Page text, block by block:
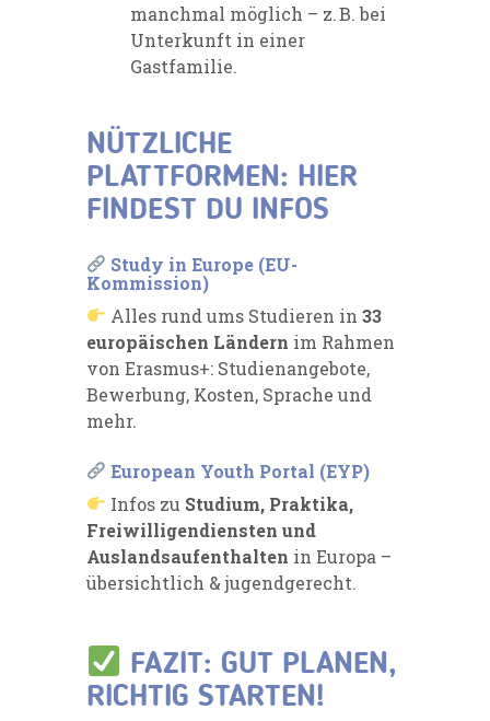
manchmal möglich – z. B. bei
Unterkunft in einer
Gastfamilie.
NÜTZLICHE
PLATTFORMEN: HIER
FINDEST DU INFOS
Study in Europe (EU-
Kommission)
Alles rund ums Studieren in33
europäischen Ländern im Rahmen
von Erasmus+: Studienangebote,
Bewerbung, Kosten, Sprache und
mehr.
European Youth Portal (EYP)
Infos zu Studium, Praktika,
Freiwilligendiensten und
Auslandsaufenthalten in Europa –
übersichtlich & jugendgerecht.
FAZIT: GUT PLANEN,
RICHTIG STARTEN!